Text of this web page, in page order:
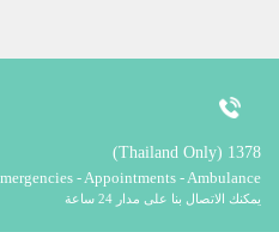
1378 (Thailand Only)
- Appointments - Ambulance
يمكنك الاتصال بنا على مدار 24 ساعة